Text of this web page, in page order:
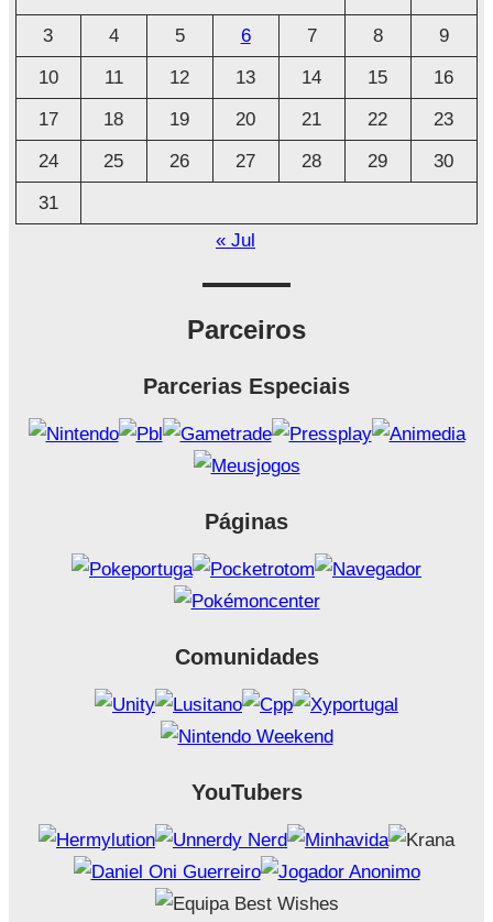
v
o
3
4 5 6 7 8
9
10
11 12 13 14 15
16
17
18 19 20 21 22
23
24
25 26 27 28 29
30
31
« Jul
Parceiros
Parcerias Especiais
Páginas
Comunidades
YouTubers